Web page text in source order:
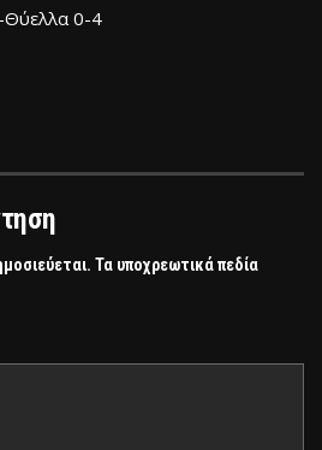
0-4
Τα υποχρεωτικά πεδία